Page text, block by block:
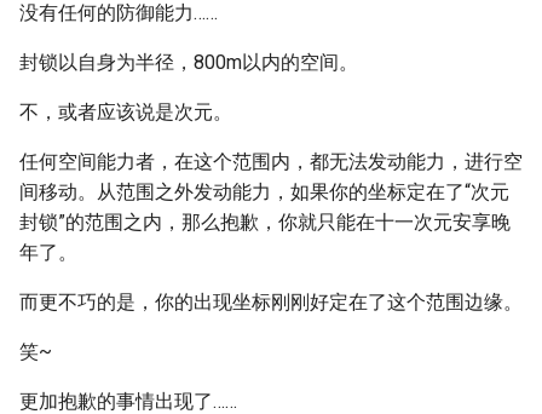
没有任何的防御能力……
封锁以自身为半径，800m以内的空间。
不，或者应该说是次元。
任何空间能力者，在这个范围内，都无法发动能力，进行空
间移动。从范围之外发动能力，如果你的坐标定在了“次元
封锁”的范围之内，那么抱歉，你就只能在十一次元安享晚
年了。
而更不巧的是，你的出现坐标刚刚好定在了这个范围边缘。
笑~
更加抱歉的事情出现了……